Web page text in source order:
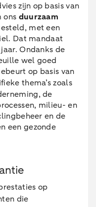
zijn op basis van
ons duurzaam
met een
Dat mandaat
Ondanks de
wel goed
op basis van
thema’s zoals
de
milieu- en
en de
een gezonde
op
die